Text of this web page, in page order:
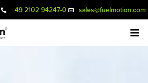
+49 2102 94247-0 sales@fuelmotion.com